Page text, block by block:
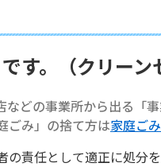
です。（クリー
どの事業所から出る「
ごみ」の捨て方は家庭ご
の責任として適正に処分